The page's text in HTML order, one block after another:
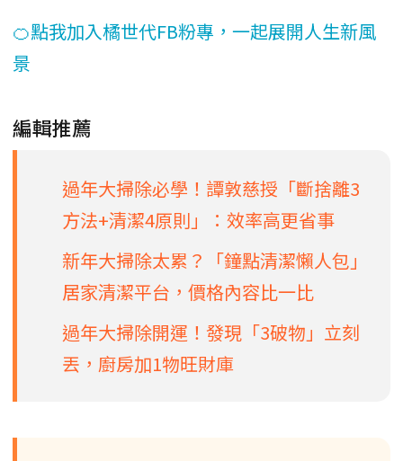
🍊點我加入橘世代FB粉專，一起展開人生新風
景
編輯推薦
過年大掃除必學！譚敦慈授「斷捨離3
方法+清潔4原則」：效率高更省事
新年大掃除太累？「鐘點清潔懶人包」
居家清潔平台，價格內容比一比
過年大掃除開運！發現「3破物」立刻
丟，廚房加1物旺財庫